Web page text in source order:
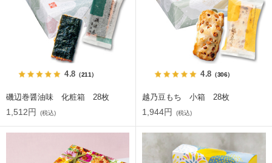
4.8（211）
磯辺巻醤油味 化粧箱 28枚
1,512円 (税込)
4.8 （306）
越乃豆もち 小箱 28枚
1,944円 (税込)